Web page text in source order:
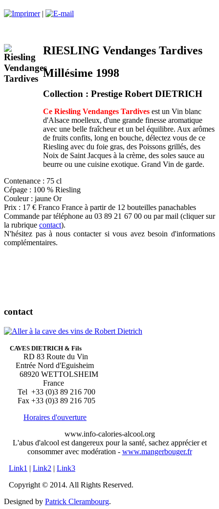
|
RIESLING Vendanges Tardives
Millésime 1998
Collection : Prestige Robert DIETRICH
Ce Riesling Vendanges Tardives est un Vin blanc
d'Alsace moelleux, d'une grande finesse aromatique
avec une belle fraîcheur et un bel équilibre. Aux arômes
de fruits confits, long en bouche, délectez vous de ce
Riesling avec du foie gras, des Poissons grillés, des
Noix de Saint Jacques à la crème, des soles sauce au
beurre ou une cuisine exotique. Grand Vin de garde.
Contenance : 75 cl
Cépage : 100 % Riesling
Couleur : jaune Or
Prix : 17 € Franco France à partir de 12 bouteilles panachables
Commande par téléphone au 03 89 21 67 00 ou par mail (cliquer sur
la rubrique contact).
N'hésitez pas à nous contacter si vous avez besoin d'informations
complémentaires.
contact
CAVES DIETRICH & Fils
RD 83 Route du Vin
Entrée Nord d'Eguisheim
68920 WETTOLSHEIM
France
Tel +33 (0)3 89 216 700
Fax +33 (0)3 89 216 705
Horaires d'ouverture
www.info-calories-alcool.org
L'abus d'alcool est dangereux pour la santé, sachez apprécier et
consommer avec modération - www.mangerbouger.fr
Link1 | Link2 | Link3
Copyright © 2014. All Rights Reserved.
Designed by Patrick Clerambourg.